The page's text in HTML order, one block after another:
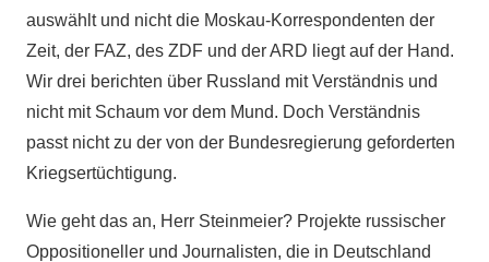
auswählt und nicht die Moskau-Korrespondenten der
Zeit, der FAZ, des ZDF und der ARD liegt auf der Hand.
Wir drei berichten über Russland mit Verständnis und
nicht mit Schaum vor dem Mund. Doch Verständnis
passt nicht zu der von der Bundesregierung geforderten
Kriegsertüchtigung.
Wie geht das an, Herr Steinmeier? Projekte russischer
Oppositioneller und Journalisten, die in Deutschland